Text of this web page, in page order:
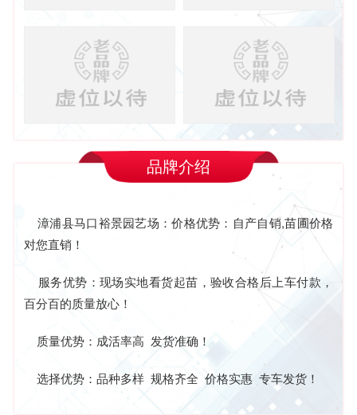
品牌介绍
漳浦县马口裕景园艺场：价格优势：自产自销,苗圃价格
对您直销！
服务优势：现场实地看货起苗，验收合格后上车付款，
百分百的质量放心！
质量优势：成活率高 发货准确！
选择优势：品种多样 规格齐全 价格实惠 专车发货！